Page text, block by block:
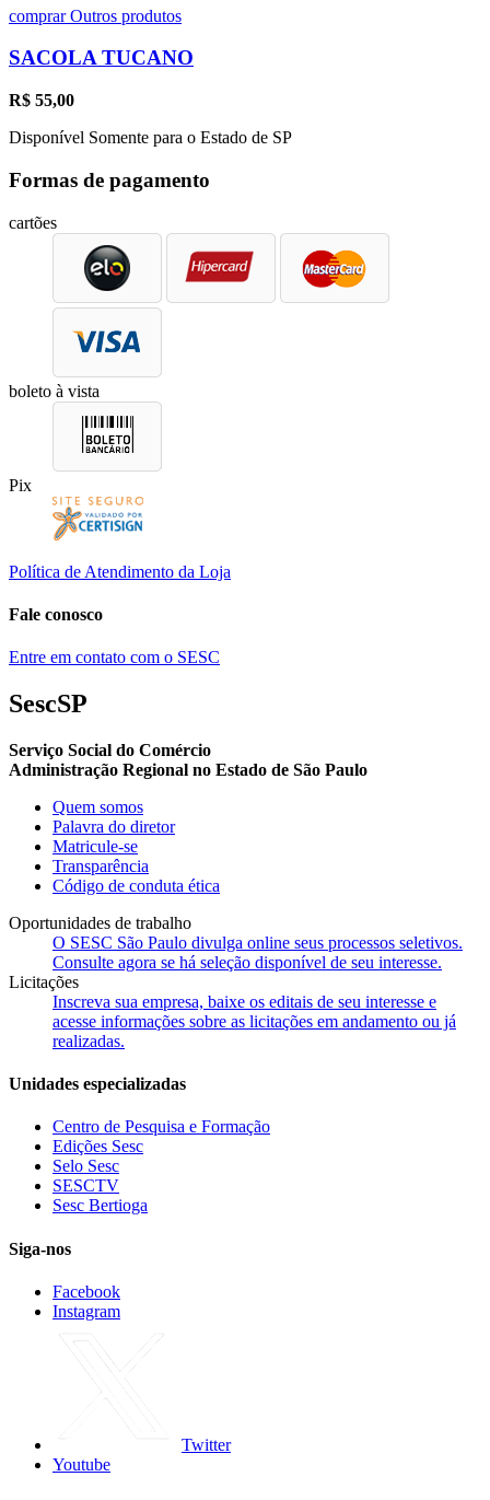
comprarOutros produtos
SACOLA TUCANO
R$ 55,00
Disponível Somente para o Estado de SP
Formas de pagamento
cartões
boleto à vista
Pix
Política de Atendimento da Loja
Fale conosco
Entre em contato com o SESC
SescSP
Serviço Social do Comércio
Administração Regional no Estado de São Paulo
Quem somos
Palavra do diretor
Matricule-se
Transparência
Código de conduta ética
Oportunidades de trabalho
O SESC São Paulo divulga online seus processos seletivos.
Consulte agora se há seleção disponível de seu interesse.
Licitações
Inscreva sua empresa, baixe os editais de seu interesse e
acesse informações sobre as licitações em andamento ou já
realizadas.
Unidades especializadas
Centro de Pesquisa e Formação
Edições Sesc
Selo Sesc
SESCTV
Sesc Bertioga
Siga-nos
Facebook
Instagram
Twitter
Youtube